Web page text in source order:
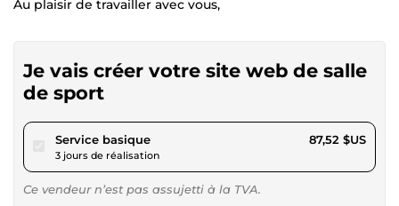
Au plaisir de travailler avec vous,
Je vais créer votre site web de salle
de sport
Service basiquepour 80,66 $US
3 jours de réalisation
87,52 $US
Ce vendeur n’est pas assujetti à la TVA.